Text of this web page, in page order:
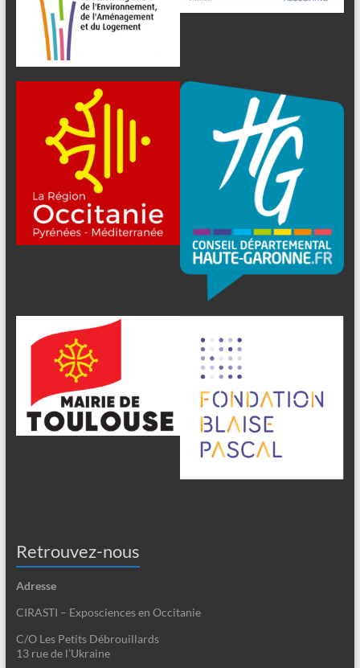
Retrouvez-nous
Adresse
CIRASTI – Exposciences en Occitanie
C/O Les Petits Débrouillards
13 rue de l’Ukraine